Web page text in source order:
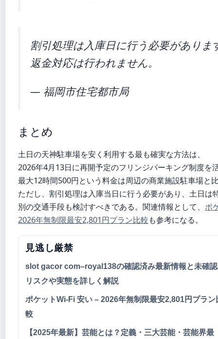
割引処理は入庫日に行う必要がありま
返金対応は行われません。
— 福岡市住宅都市局
まとめ
土日の天神駐車場を安く利用する最も確実な方法は、
2026年4月13日に再開予定のフリンジパーキング制度を
最大12時間500円という料金は周辺の商業施設駐車場と
ただし、割引処理は入庫当日に行う必要があり、土日
別の交通手段も検討すべきである。関連情報として、 ポ
2026年無制限最安2,801円プラン比較も参考になる。
見逃し厳禁
slot gacor com–royal138の確認済み最新情報と未確
リスクや実態を詳しく解説
ポケットWi-Fi 安い – 2026年無制限最安2,801円プラン
較
【2025年最新】芸能とは？定義・三大芸能・芸能界最